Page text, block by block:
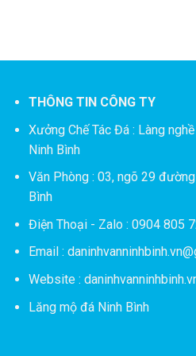
THÔNG TIN CÔNG TY
Xưởng Chế Tác Đá : Làng
Ninh Bình
Văn Phòng : 03, ngõ 29
Bình
Điện Thoại - Zalo : 0904 805
Email :
Website :
Lăng mộ đá Ninh Bình